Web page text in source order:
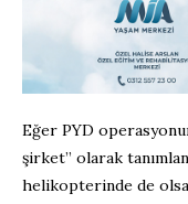
Eğer PYD
şirket” olarak
helikopterinde de